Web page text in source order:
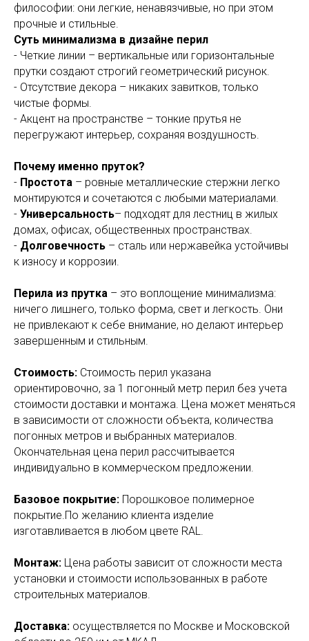
философии: они легкие, ненавязчивые, но при этом
прочные и стильные.
Суть минимализма в дизайне перил
- Четкие линии – вертикальные или горизонтальные
прутки создают строгий геометрический рисунок.
- Отсутствие декора – никаких завитков, только
чистые формы.
- Акцент на пространстве – тонкие прутья не
перегружают интерьер, сохраняя воздушность.
Почему именно пруток?
- Простота – ровные металлические стержни легко
монтируются и сочетаются с любыми материалами.
- Универсальность– подходят для лестниц в жилых
домах, офисах, общественных пространствах.
- Долговечность – сталь или нержавейка устойчивы
к износу и коррозии.
Перила из прутка – это воплощение минимализма:
ничего лишнего, только форма, свет и легкость. Они
не привлекают к себе внимание, но делают интерьер
завершенным и стильным.
Стоимость: Стоимость перил указана
ориентировочно, за 1 погонный метр перил без учета
стоимости доставки и монтажа. Цена может меняться
в зависимости от сложности объекта, количества
погонных метров и выбранных материалов.
Окончательная цена перил рассчитывается
индивидуально в коммерческом предложении.
Базовое покрытие: Порошковое полимерное
покрытие.По желанию клиента изделие
изготавливается в любом цвете RAL.
Монтаж: Цена работы зависит от сложности места
установки и стоимости использованных в работе
строительных материалов.
Доставка: осуществляется по Москве и Московской